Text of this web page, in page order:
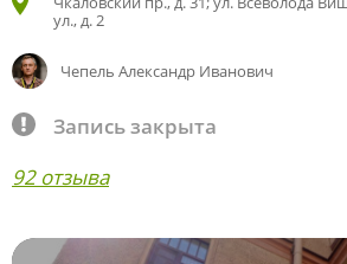
ул., д. 2
Чепель Александр Иванович
Запись закрыта
92 отзыва